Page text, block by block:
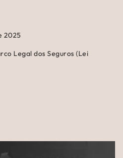
2025
Legal dos Seguros (Lei